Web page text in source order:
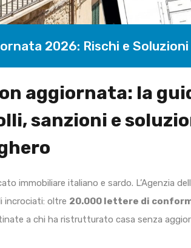
2026: Rischi e Soluzioni
aggiornata: la
sanzioni e
immobiliare italiano e sardo. L’Agenzia
incrociati: oltre 20.000 lettere di
a chi ha ristrutturato casa senza